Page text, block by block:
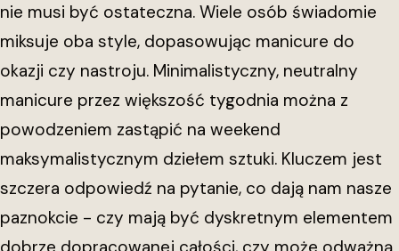
nie musi być ostateczna. Wiele osób świadomie
miksuje oba style, dopasowując manicure do
okazji czy nastroju. Minimalistyczny, neutralny
manicure przez większość tygodnia można z
powodzeniem zastąpić na weekend
maksymalistycznym dziełem sztuki. Kluczem jest
szczera odpowiedź na pytanie, co dają nam nasze
paznokcie - czy mają być dyskretnym elementem